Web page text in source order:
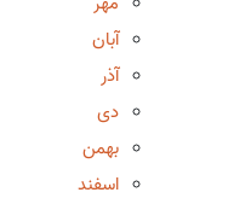
آبان
آذر
دی
بهمن
اسفند